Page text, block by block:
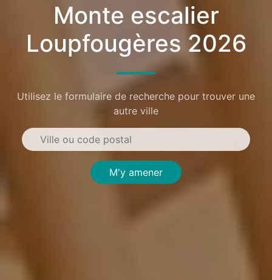
Monte escalier
Loupfougères 2026
Utilisez le formulaire de recherche pour trouver une
autre ville
M'y amener